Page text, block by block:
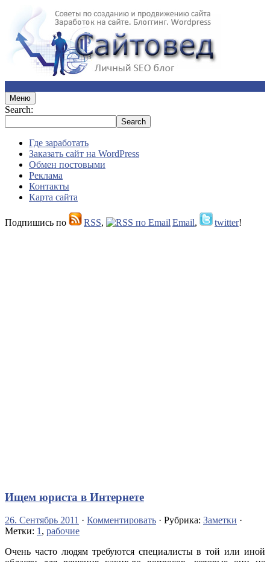
Меню
Search:
Где заработать
Заказать сайт на WordPress
Обмен постовыми
Реклама
Контакты
Карта сайта
Подпишись по RSS, Email, twitter!
Ищем юриста в Интернете
26. Сентябрь 2011 · Комментировать · Рубрика: Заметки ·
Метки: 1, рабочие
Очень часто людям требуются специалисты в той или иной